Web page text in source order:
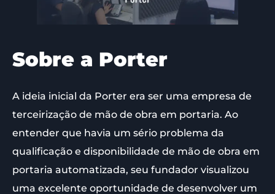
Sobre a Porter
A ideia inicial da Porter era ser uma empresa de
terceirização de mão de obra em portaria. Ao
entender que havia um sério problema da
qualificação e disponibilidade de mão de obra em
portaria automatizada, seu fundador visualizou
uma excelente oportunidade de desenvolver um